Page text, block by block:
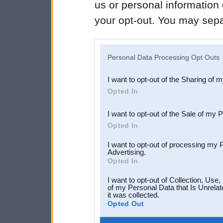
us or personal
your opt-out. You may
Downstream Participants
third parties.
Personal Data Processing Opt Outs
I want to opt-out of the Sharing of
Opted In
I want to opt-out of the Sale of my
Opted In
I want to opt-out of processing my
Advertising.
Opted In
I want to opt-out of Collection,
of my Personal Data that Is
it was collected.
Opted Out